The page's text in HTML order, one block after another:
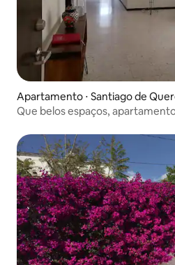
Apartamento ⋅ Santiago de
Que belos espaços,